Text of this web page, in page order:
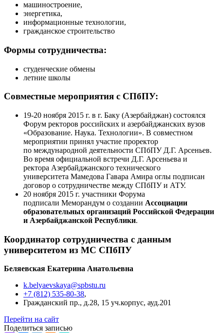
машиностроение,
энергетика,
информационные технологии,
гражданское строительство
Формы сотрудничества:
студенческие обмены
летние школы
Совместные мероприятия с СПбПУ:
19-20 ноября 2015 г. в г. Баку (Азербайджан) состоялся
Форум ректоров российских и азербайджанских вузов
«Образование. Наука. Технологии». В совместном
мероприятии принял участие проректор
по международной деятельности СПбПУ Д.Г. Арсеньев.
Во время официальной встречи Д.Г. Арсеньева и
ректора Азербайджанского технического
университета Мамедова Гавара Амира оглы подписан
договор о сотрудничестве между СПбПУ и АТУ.
20 ноября 2015 г. участники Форума
подписали Меморандум о создании Ассоциации
образовательных организаций Российской Федерации
и Азербайджанской Республики.
Координатор сотрудничества с данным
университетом из МС СПбПУ
Беляевская Екатерина Анатольевна
k.belyaevskaya@spbstu.ru
+7 (812) 535-80-38,
Гражданский пр., д.28, 15 уч.корпус, ауд.201
Перейти на сайт
Поделиться записью